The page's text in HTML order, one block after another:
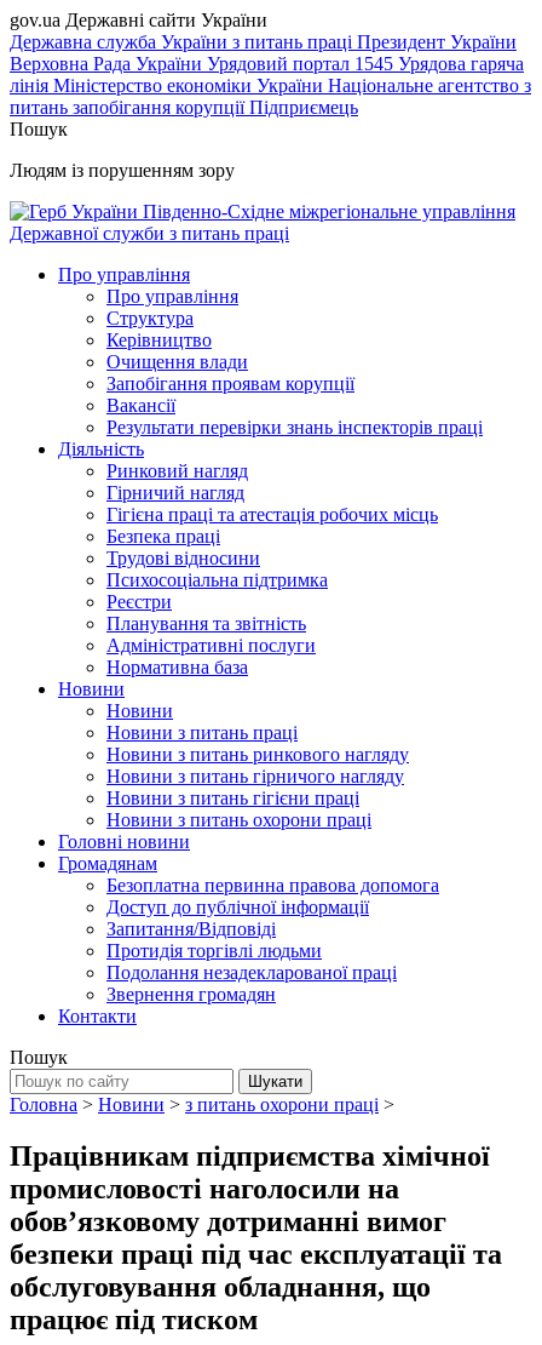
gov.ua Державні сайти України
Державна служба України з питань праці Президент України
Верховна Рада України Урядовий портал 1545 Урядова гаряча
лінія Міністерство економіки України Національне агентство з
питань запобігання корупціїПідприємець
Пошук
Людям із порушенням зору
Південно-Східне міжрегіональне управління
Державної служби з питань праці
Про управління
Про управління
Структура
Керівництво
Очищення влади
Запобігання проявам корупції
Вакансії
Результати перевірки знань інспекторів праці
Діяльність
Ринковий нагляд
Гірничий нагляд
Гігієна праці та атестація робочих місць
Безпека праці
Трудові відносини
Психосоціальна підтримка
Реєстри
Планування та звітність
Адміністративні послуги
Нормативна база
Новини
Новини
Новини з питань праці
Новини з питань ринкового нагляду
Новини з питань гірничого нагляду
Новини з питань гігієни праці
Новини з питань охорони праці
Головні новини
Громадянам
Безоплатна первинна правова допомога
Доступ до публічної інформації
Запитання/Відповіді
Протидія торгівлі людьми
Подолання незадекларованої праці
Звернення громадян
Контакти
Пошук
Головна > Новини > з питань охорони праці >
Працівникам підприємства хімічної
промисловості наголосили на
обов’язковому дотриманні вимог
безпеки праці під час експлуатації та
обслуговування обладнання, що
працює під тиском